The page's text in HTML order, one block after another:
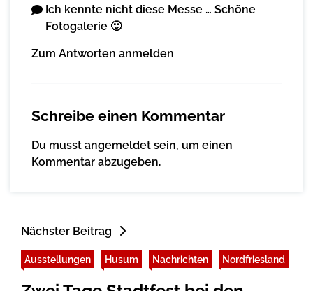
Ich kennte nicht diese Messe … Schöne
Fotogalerie 🙂
Zum Antworten anmelden
Schreibe einen Kommentar
Du musst angemeldet sein, um einen
Kommentar abzugeben.
Nächster Beitrag
Ausstellungen Husum Nachrichten Nordfriesland